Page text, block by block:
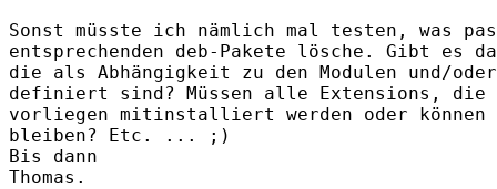
Sonst müsste ich nämlich mal testen, was
entsprechenden deb-Pakete lösche. Gibt es
die als Abhängigkeit zu den Modulen und/oder
definiert sind? Müssen alle Extensions, die
vorliegen mitinstalliert werden oder können
bleiben? Etc. ... ;)
Bis dann
Thomas.